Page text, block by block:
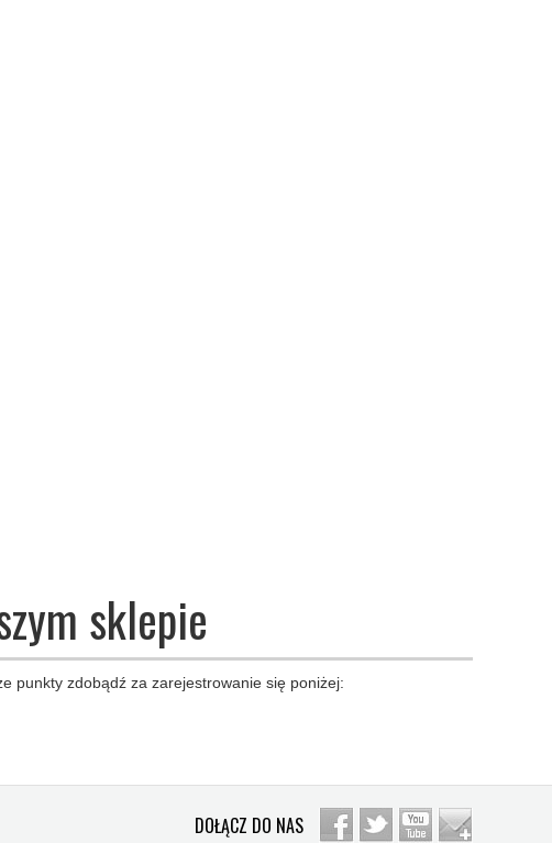
sklepie
punkty zdobądź za zarejestrowanie się poniżej:
DOŁĄCZ DO NAS